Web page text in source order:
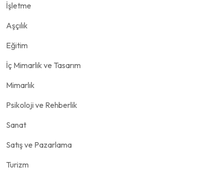
İşletme
Aşçılık
Eğitim
İç Mimarlık ve Tasarım
Mimarlık
Psikoloji ve Rehberlik
Sanat
Satış ve Pazarlama
Turizm